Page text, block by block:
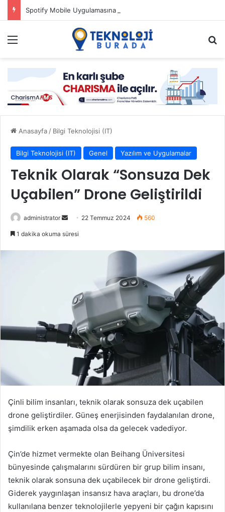
Spotify Mobile Uygulamasına Yeni Özellikler Ekliyor
Menü
Anasayfa/ Bilgi Teknolojisi (IT)
Bilgi Teknolojisi (IT) Genel Yazılım ve Uygulamalar
Teknik Olarak “Sonsuza Dek
Uçabilen” Drone Geliştirildi
administrator
Bir
22 Temmuz 2024 560
1 dakika okuma süresi
Çinli bilim insanları, teknik olarak sonsuza dek uçabilen
drone geliştirdiler. Güneş enerjisinden faydalanılan drone,
şimdilik erken aşamada olsa da gelecek vadediyor.
Çin’de hizmet vermekte olan Beihang Üniversitesi
bünyesinde çalışmalarını sürdüren bir grup bilim insanı,
teknik olarak sonsuna dek uçabilecek bir drone geliştirdi.
Giderek yaygınlaşan insansız hava araçları, bu drone’da
kullanılana benzer teknolojilerle yepyeni bir çağın kapısını